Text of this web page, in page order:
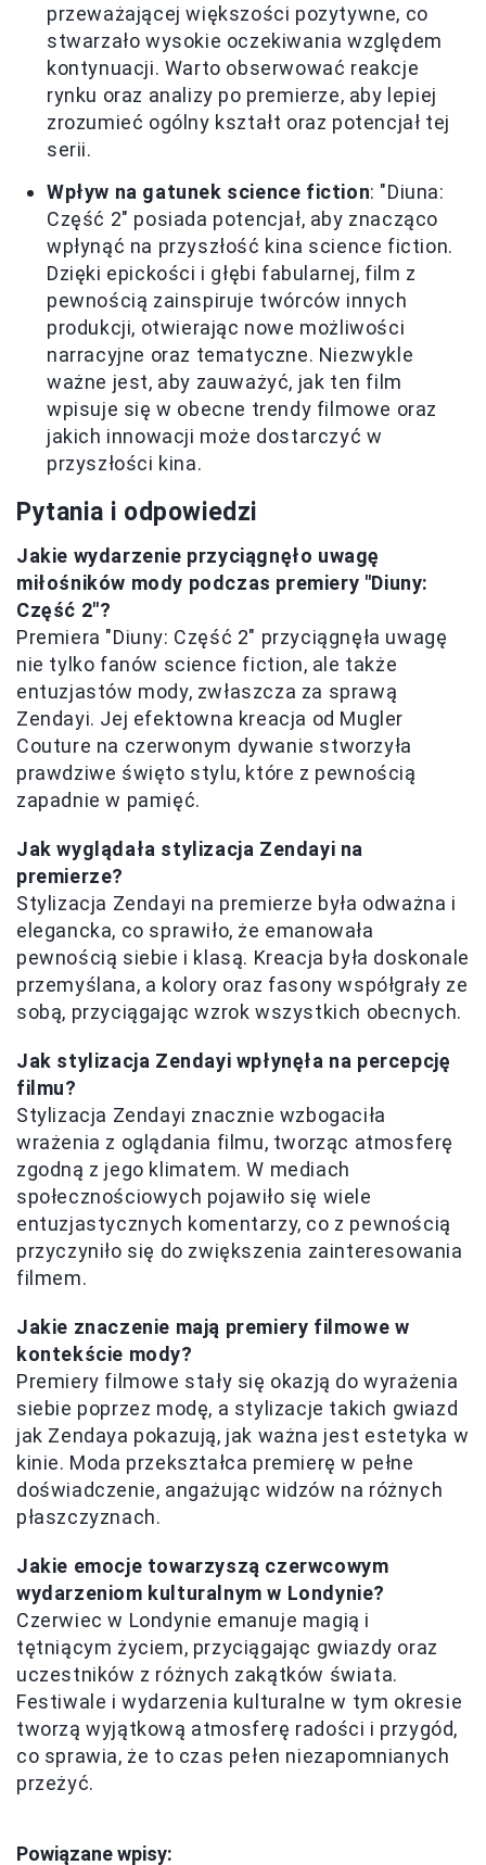
przeważającej większości pozytywne, co
stwarzało wysokie oczekiwania względem
kontynuacji. Warto obserwować reakcje
rynku oraz analizy po premierze, aby lepiej
zrozumieć ogólny kształt oraz potencjał tej
serii.
Wpływ na gatunek science fiction: "Diuna:
Część 2" posiada potencjał, aby znacząco
wpłynąć na przyszłość kina science fiction.
Dzięki epickości i głębi fabularnej, film z
pewnością zainspiruje twórców innych
produkcji, otwierając nowe możliwości
narracyjne oraz tematyczne. Niezwykle
ważne jest, aby zauważyć, jak ten film
wpisuje się w obecne trendy filmowe oraz
jakich innowacji może dostarczyć w
przyszłości kina.
Pytania i odpowiedzi
Jakie wydarzenie przyciągnęło uwagę
miłośników mody podczas premiery "Diuny:
Część 2"?
Premiera "Diuny: Część 2" przyciągnęła uwagę
nie tylko fanów science fiction, ale także
entuzjastów mody, zwłaszcza za sprawą
Zendayi. Jej efektowna kreacja od Mugler
Couture na czerwonym dywanie stworzyła
prawdziwe święto stylu, które z pewnością
zapadnie w pamięć.
Jak wyglądała stylizacja Zendayi na
premierze?
Stylizacja Zendayi na premierze była odważna i
elegancka, co sprawiło, że emanowała
pewnością siebie i klasą. Kreacja była doskonale
przemyślana, a kolory oraz fasony współgrały ze
sobą, przyciągając wzrok wszystkich obecnych.
Jak stylizacja Zendayi wpłynęła na percepcję
filmu?
Stylizacja Zendayi znacznie wzbogaciła
wrażenia z oglądania filmu, tworząc atmosferę
zgodną z jego klimatem. W mediach
społecznościowych pojawiło się wiele
entuzjastycznych komentarzy, co z pewnością
przyczyniło się do zwiększenia zainteresowania
filmem.
Jakie znaczenie mają premiery filmowe w
kontekście mody?
Premiery filmowe stały się okazją do wyrażenia
siebie poprzez modę, a stylizacje takich gwiazd
jak Zendaya pokazują, jak ważna jest estetyka w
kinie. Moda przekształca premierę w pełne
doświadczenie, angażując widzów na różnych
płaszczyznach.
Jakie emocje towarzyszą czerwcowym
wydarzeniom kulturalnym w Londynie?
Czerwiec w Londynie emanuje magią i
tętniącym życiem, przyciągając gwiazdy oraz
uczestników z różnych zakątków świata.
Festiwale i wydarzenia kulturalne w tym okresie
tworzą wyjątkową atmosferę radości i przygód,
co sprawia, że to czas pełen niezapomnianych
przeżyć.
Powiązane wpisy: